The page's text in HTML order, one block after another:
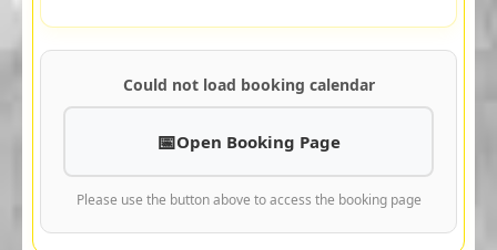
Could not load booking calendar
Open Booking Page
Please use the button above to access the booking page